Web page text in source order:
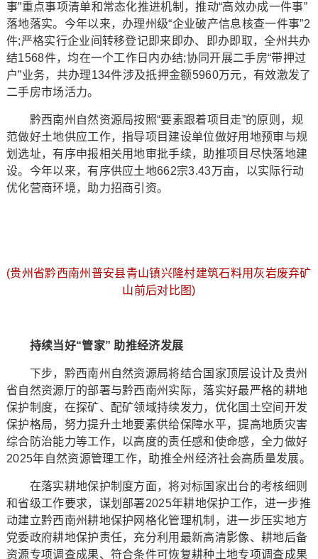
事”重点事项清单和常态化推进机制，推动“高效办成一件事”
落地落实。今年以来，办理州级“企业破产信息核查一件事”2
件;严格实行企业间转移登记即来即办、即办即取，全州共办
结1568件，均在一个工作日内办结;协同开展二手房“带押过
户”业务，共办理134件涉及抵押金额5960万元，有效激发了
二手房市场活力。
黔西南州自然资源局按照“要素跟着项目走”的原则，规
范做好土地供应工作，指导项目建设单位做好用地预审与规
划选址，有序申报相关用地审批手续，助推项目尽快落地建
设。今年以来，有序供应土地662宗3.43万亩，以实际行动
优化营商环境，助力招商引资。
(贵州省黔西南州普安县青山镇兴隆村建筑石料用灰岩废弃矿
山前后对比图)
持续当好“管家” 助推经济发展
下步，黔西南州自然资源局将结合国家顶层设计及贵州
省自然资源厅的部署与黔西南州实际，落实好最严格的耕地
保护制度，在探矿、配矿领域持续发力，优化国土空间开发
保护格局，努力提升土地要素供给保障水平，提高地质灾害
综合防治能力等工作，以高度的责任感和使命感，全力做好
2025年自然资源管理工作，助推全州经济社会高质量发展。
在落实耕地保护制度方面，将对标国家出台的考核细则
和省级工作要求，谋划部署2025年耕地保护工作，进一步推
动建立黔西南州耕地保护网格化管理机制，进一步压实地方
党委政府耕地保护责任，充分利用最新高清影像、耕地后备
资源专项调查成果、符合条件可恢复耕种土地专项调查成果